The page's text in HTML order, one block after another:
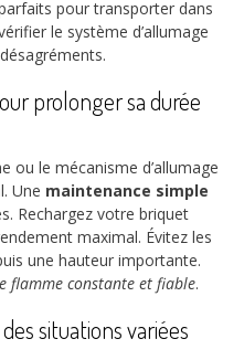
pour transporter dans
le système d’allumage
prolonger sa durée
ou le mécanisme d’allumage
Une maintenance simple
Rechargez votre briquet
maximal. Évitez les
une hauteur importante.
flamme constante et fiable.
situations variées